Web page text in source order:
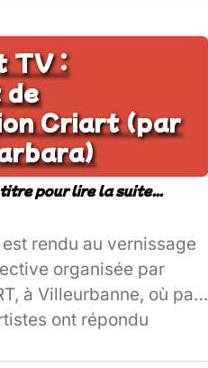
TV :
de
Criart (par
est rendu au vernissage
organisée par
à Villeurbanne, où pas
ont répondu